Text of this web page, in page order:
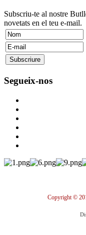
Subscriu-te al nostre
novetats en el teu e-mail.
Segueix-nos
Copyright ©